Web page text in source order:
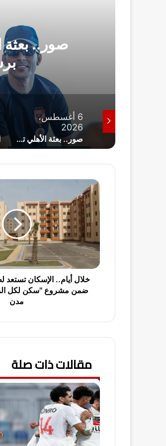
تصل إسبانيا استعدادًا
في كأس خوان جامبر
6 أغسطس،
2026
صور.. بعثة الأهلي تصل إسبانيا استعدادًا لمواجهة برشلونة في كأس خوان جامبر
6
2026
خ
ل
ا
ل
ي
ا
م
.
س
ت
ع
د
ل
ط
ر
مدن
مقالات ذات صلة